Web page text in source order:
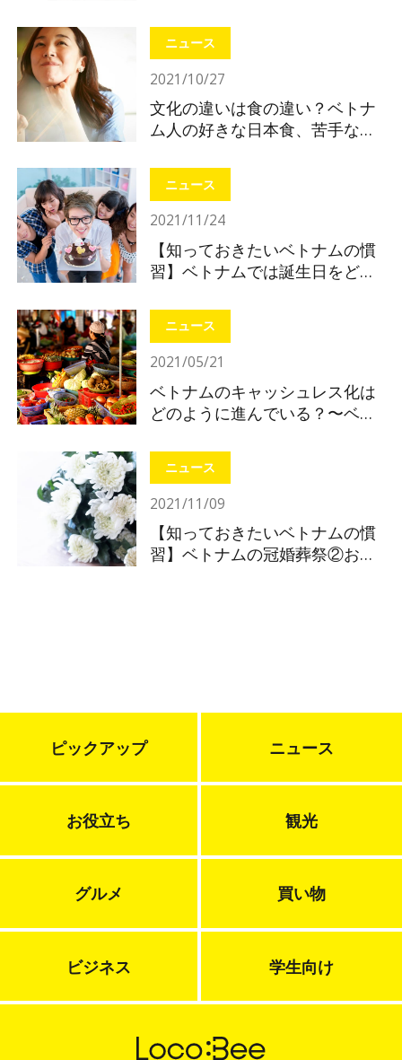
ニュース
2021/10/27
文化の違いは食の違い？ベトナ
ム人の好きな日本食、苦手な日
ニュース
2021/11/24
【知っておきたいベトナムの慣
習】ベトナムでは誕生日をどう
ニュース
2021/05/21
ベトナムのキャッシュレス化は
どのように進んでいる？〜ベト
ウンド対策〜
ニュース
2021/11/09
【知っておきたいベトナムの慣
習】ベトナムの冠婚葬祭②お葬
ピックアップ ニュース
お役立ち 観光
グルメ 買い物
ビジネス 学生向け